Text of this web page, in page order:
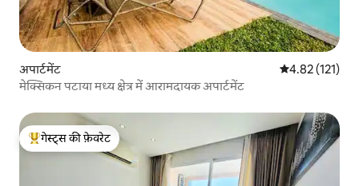
अपार्टमेंट औसत रेटिंग 5 में से
4.82 (121)
मेक्सिकन पटाया मध्य क्षेत्र में आरामदायक अपार्टमेंट
गेस्ट्स का टॉप फ़ेवरेट
गेस्ट्स की फ़ेवरेट